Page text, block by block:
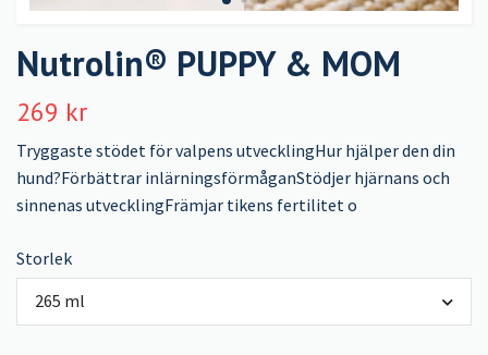
Nutrolin® PUPPY & MOM
269 kr
Tryggaste stödet för valpens utvecklingHur hjälper den din
hund?Förbättrar inlärningsförmåganStödjer hjärnans och
sinnenas utvecklingFrämjar tikens fertilitet o
Storlek
265 ml